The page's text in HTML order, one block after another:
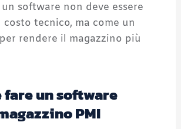
software non deve essere
tecnico, ma come un
rendere il magazzino più
fare un software
PMI